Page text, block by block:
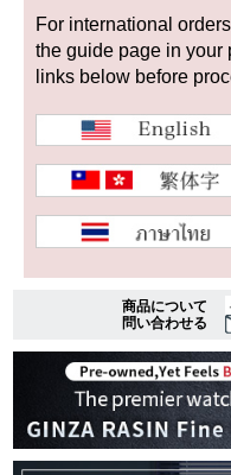
商品
中古品
WEB限定品
複数条件
詳
ご
For international
the guide page in your
links below before
商品について
問い合わせる